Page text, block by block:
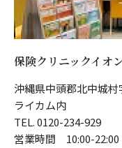
保険クリニックイオ
沖縄県中頭郡北中城
ライカム内
TEL. 0120-234-929
営業時間 10:00-22:00